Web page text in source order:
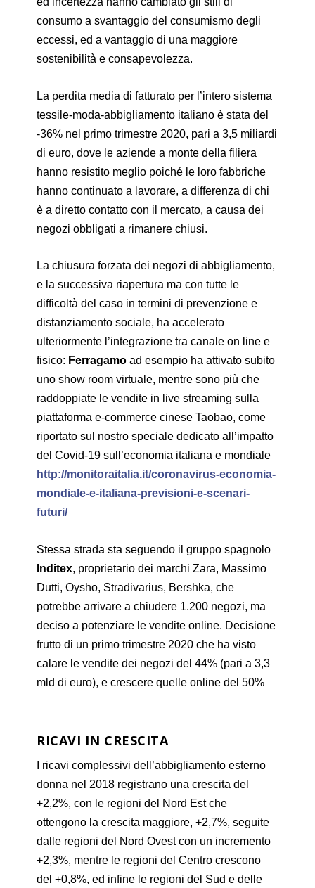
consumo a svantaggio del consumismo degli
eccessi, ed a vantaggio di una maggiore
sostenibilità e consapevolezza.
La perdita media di fatturato per l’intero sistema
tessile-moda-abbigliamento italiano è stata del
-36% nel primo trimestre 2020, pari a 3,5 miliardi
di euro, dove le aziende a monte della filiera
hanno resistito meglio poiché le loro fabbriche
hanno continuato a lavorare, a differenza di chi
è a diretto contatto con il mercato, a causa dei
negozi obbligati a rimanere chiusi.
La chiusura forzata dei negozi di abbigliamento,
e la successiva riapertura ma con tutte le
difficoltà del caso in termini di prevenzione e
distanziamento sociale, ha accelerato
ulteriormente l’integrazione tra canale on line e
fisico: Ferragamo ad esempio ha attivato subito
uno show room virtuale, mentre sono più che
raddoppiate le vendite in live streaming sulla
piattaforma e-commerce cinese Taobao, come
riportato sul nostro speciale dedicato all’impatto
del Covid-19 sull’economia italiana e mondiale
http://monitoraitalia.it/coronavirus-economia-
mondiale-e-italiana-previsioni-e-scenari-
futuri/
Stessa strada sta seguendo il gruppo spagnolo
Inditex, proprietario dei marchi Zara, Massimo
Dutti, Oysho, Stradivarius, Bershka, che
potrebbe arrivare a chiudere 1.200 negozi, ma
deciso a potenziare le vendite online. Decisione
frutto di un primo trimestre 2020 che ha visto
calare le vendite dei negozi del 44% (pari a 3,3
mld di euro), e crescere quelle online del 50%
RICAVI IN CRESCITA
I ricavi complessivi dell’abbigliamento esterno
donna nel 2018 registrano una crescita del
+2,2%, con le regioni del Nord Est che
ottengono la crescita maggiore, +2,7%, seguite
dalle regioni del Nord Ovest con un incremento
+2,3%, mentre le regioni del Centro crescono
del +0,8%, ed infine le regioni del Sud e delle